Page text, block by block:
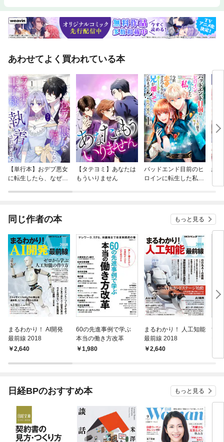
あわせてよく買われている本
【単行本】おデブ悪女
に転生したら、なぜか
【タテヨミ】あなたは
もういりません
バッドエンド目前のヒ
ロインに転生した私、
結
同じ作者の本 もっと見る
まるわかり！ AI開発
最前線 2018
2,640
60の先進事例で学ぶ
本当の働き方改革
1,980
まるわかり！ 人工知能
最前線 2018
2,640
す
日経BPのおすすめ本 もっと見る